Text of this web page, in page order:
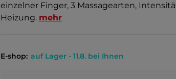
einzelner Finger, 3 Massagearten,
Heizung. mehr
E-shop: auf Lager - 11.8. bei Ihnen